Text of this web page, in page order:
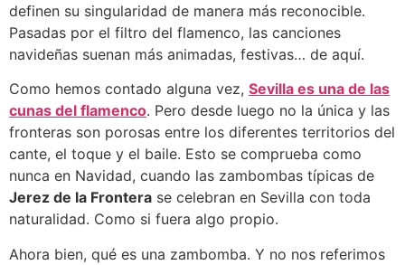
definen su singularidad de manera más reconocible.
Pasadas por el filtro del flamenco, las canciones
navideñas suenan más animadas, festivas… de aquí.
Como hemos contado alguna vez, Sevilla es una de las
cunas del flamenco. Pero desde luego no la única y las
fronteras son porosas entre los diferentes territorios del
cante, el toque y el baile. Esto se comprueba como
nunca en Navidad, cuando las zambombas típicas de
Jerez de la Frontera se celebran en Sevilla con toda
naturalidad. Como si fuera algo propio.
Ahora bien, qué es una zambomba. Y no nos referimos